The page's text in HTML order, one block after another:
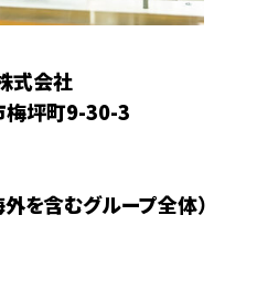
式会社
梅坪町9-30-3
を含むグループ全体）